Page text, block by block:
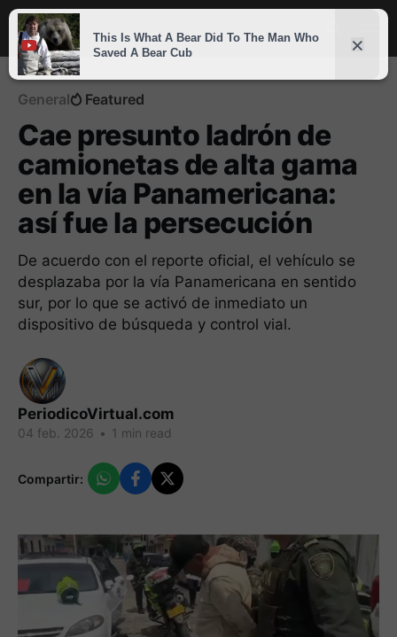
General Featured
Cae presunto ladrón de
camionetas de alta gama
en la vía Panamericana:
así fue la persecución
De acuerdo con el reporte oficial, el vehículo se
desplazaba por la vía Panamericana en sentido
sur, por lo que se activó de inmediato un
dispositivo de búsqueda y control vial.
PeriodicoVirtual.com
04 feb. 2026 • 1 min read
Compartir: